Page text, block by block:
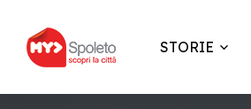
STORIE